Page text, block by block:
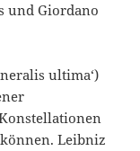
und Giordano
ultima‘)
Leibniz